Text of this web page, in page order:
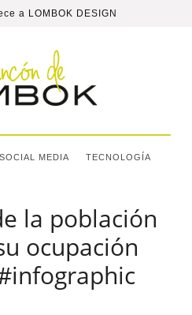
a LOMBOK DESIGN
SOCIAL MEDIA TECNOLOGÍA
la población
ocupación